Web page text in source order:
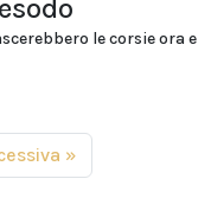
le corsie ora e
»